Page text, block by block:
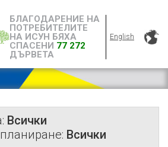
БЛАГОДАРЕНИЕ НА
ПОТРЕБИТЕЛИТЕ
НА ИСУН БЯХА
СПАСЕНИ 77 272
ДЪРВЕТА
English
Всички
Всички